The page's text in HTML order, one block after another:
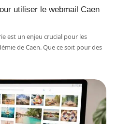
utiliser le webmail Caen
est un enjeu crucial pour les
de Caen. Que ce soit pour des